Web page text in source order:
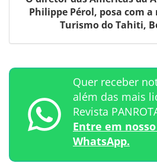
Philippe Pérol, posa com
Turismo do Tahiti,
Quer receber
além das mais
Revista
Entre em
WhatsApp.